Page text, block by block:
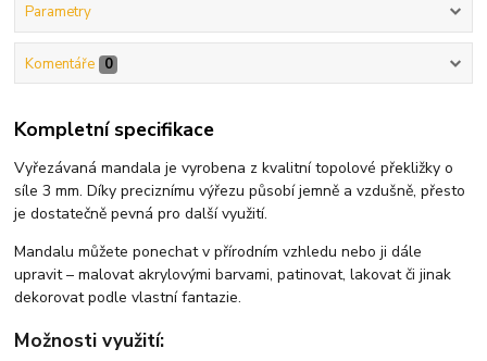
Parametry
Komentáře 0
Kompletní specifikace
Vyřezávaná mandala je vyrobena z kvalitní topolové překližky o
síle 3 mm. Díky preciznímu výřezu působí jemně a vzdušně, přesto
je dostatečně pevná pro další využití.
Mandalu můžete ponechat v přírodním vzhledu nebo ji dále
upravit – malovat akrylovými barvami, patinovat, lakovat či jinak
dekorovat podle vlastní fantazie.
Možnosti využití: